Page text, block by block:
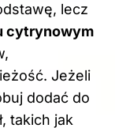
lecz
cytrynowym
Jeżeli
dodać do
takich jak